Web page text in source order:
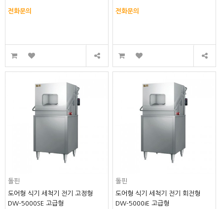
전화문의 전화문의
돌핀
도어형 식기 세척기 전기 고정형
DW-5000SE 고급형
돌핀
도어형 식기 세척기 전기 회전형
DW-5000iE 고급형